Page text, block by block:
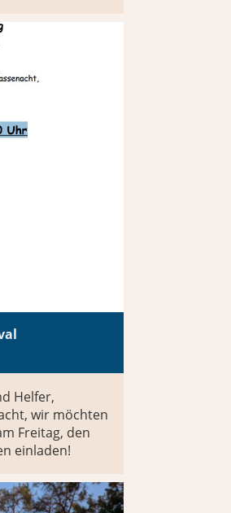
Helfer,
wir möchten
Freitag, den
einladen!